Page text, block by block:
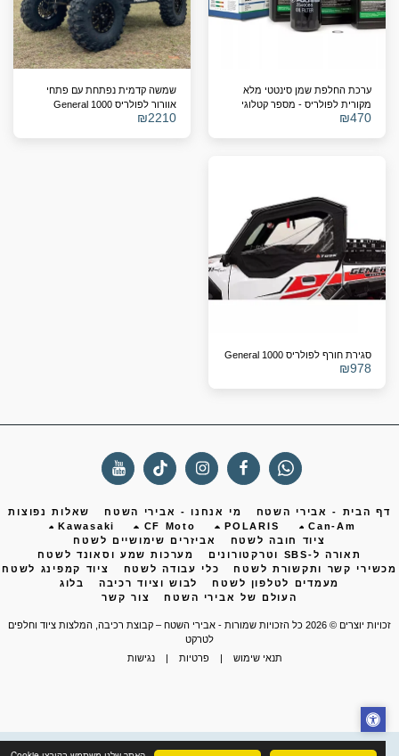
ערכת החלפת שמן סינטטי מלא
מקורית לפולריס - מספר קטלוגי
2879323
₪470
שמשה קדמית נפתחת עם פתחי
אוורור לפולריס General 1000
₪2210
סגירת חורף לפולריס General 1000
₪978
הבית - אבירי השטח מי אנחנו - אבירי השטח
שאלות נפוצות
Can-Am
POLARIS
CF Moto
Kawasaki
ציוד חובה לשטח
אביזרים שימושיים לשטח
תאורה ל-SBS וטרקטורונים
מערכות שמע וסאונד לשטח
קשר ותקשורת לשטח
כלי עבודה לשטח
ציוד קמפינג לשטח
מעמדים לטלפון לשטח
לבוש וציוד רכיבה
בלוג
העולם של אבירי השטח
צור קשר
יוצרים © 2026 כל הזכויות שמורות -
אבירי השטח – קבוצת רכיבה, המלצות ציוד וחלפים
לטרקט
תנאי שימוש| פרטיות| נגישות